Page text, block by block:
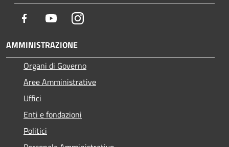
Facebook YoutubeInstagram
AMMINISTRAZIONE
Organi di Governo
Aree Amministrative
Uffici
Enti e fondazioni
Politici